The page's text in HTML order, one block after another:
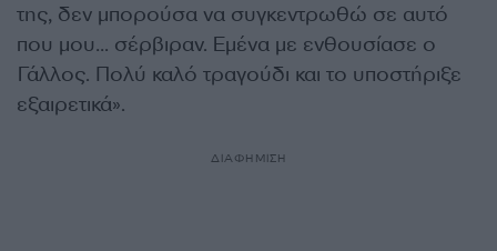
της, δεν μπορούσα να συγκεντρωθώ σε αυτό
που μου… σέρβιραν. Εμένα με ενθουσίασε ο
Γάλλος. Πολύ καλό τραγούδι και το υποστήριξε
εξαιρετικά».
ΔΙΑΦΗΜΙΣΗ